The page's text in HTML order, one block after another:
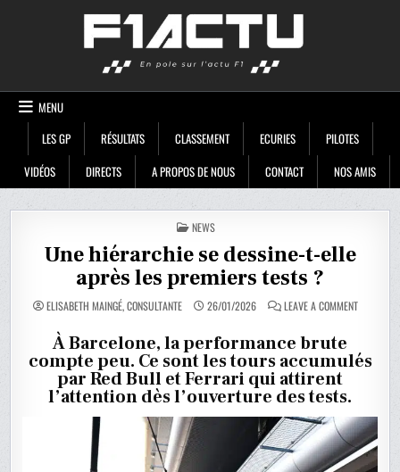
MENU
LES GP
RÉSULTATS CLASSEMENT ECURIES
PILOTES
VIDÉOS
DIRECTS A PROPOS DE NOUS CONTACT NOS AMIS
POSTED
IN
NEWS
Une hiérarchie se dessine-t-elle
après les premiers tests ?
ELISABETH MAINGÉ, CONSULTANTE 26/01/2026 LEAVE A COMMENTON
T-
ELLE
?
À Barcelone, la performance brute
compte peu. Ce sont les tours accumulés
par Red Bull et Ferrari qui attirent
l’attention dès l’ouverture des tests.